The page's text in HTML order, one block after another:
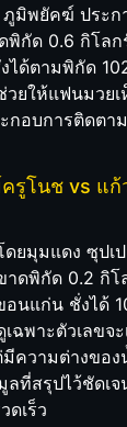
มิพยัคฆ์ ประก
พิกัด 0.6 กิโล
ได้ตามพิกัด
ยให้แฟนมวย
อบการติดตา
รูโนช vs แก้
ยมุมแดง ซุปเ
าดพิกัด 0.2 กิ
นแก่น ชั่งได้
ฉพาะตัวเลขจ
ความต่างของ
ที่สรุปไว้ชัดเ
ดเร็ว